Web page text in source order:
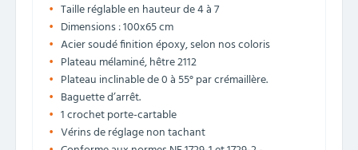
Taille réglable en hauteur de 4 à 7
Dimensions : 100x65 cm
Acier soudé finition époxy, selon nos coloris
Plateau mélaminé, hêtre 2112
Plateau inclinable de 0 à 55° par crémaillère.
Baguette d’arrêt.
1 crochet porte-cartable
Vérins de réglage non tachant